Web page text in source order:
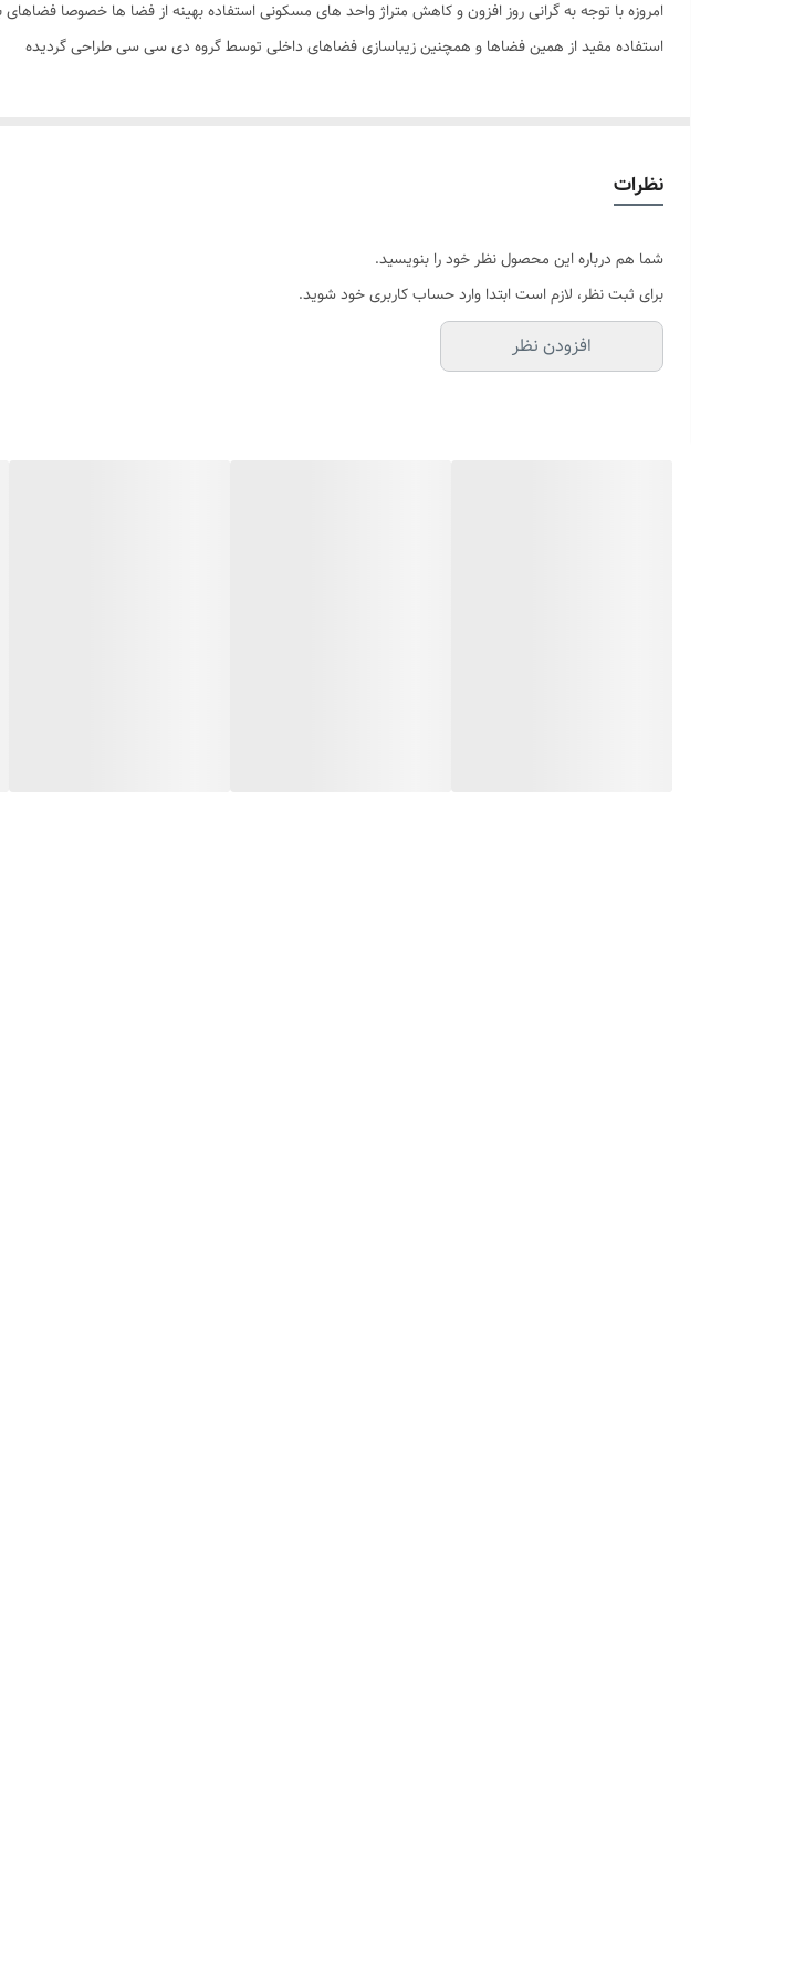
همچنین دارای چهار محل آویز جهت
امروزه با توجه به گرانی روز افزون و کاهش متراژ واحد های مسکونی استفاده بهینه از فضا ها خصوصا
استفاده مفید از همین فضاها و همچنین زیباسازی فضاهای داخلی توسط گروه دی سی سی طراحی گردیده
نظرات
شما هم درباره این محصول نظر خود را بنویسید.
برای ثبت نظر، لازم است ابتدا وارد حساب کاربری خود شوید.
افزودن نظر